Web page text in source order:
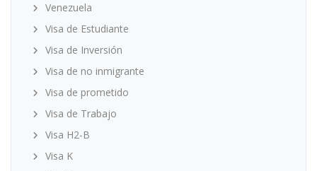
Venezuela
Visa de Estudiante
Visa de Inversión
Visa de no inmigrante
Visa de prometido
Visa de Trabajo
Visa H2-B
Visa K